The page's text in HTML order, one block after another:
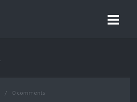
0 comments